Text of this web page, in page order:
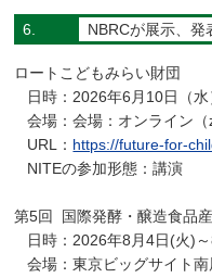
6. NBRCが展示、発
ロートこどもみらい財団
日時：2026年6月10日（
会場：会場：オンライン（
URL： https://future-for-
NITEの参加形態：講演
第5回 国際発酵・醸造食品
日時：2026年8月4日(火)
会場：東京ビッグサイト南